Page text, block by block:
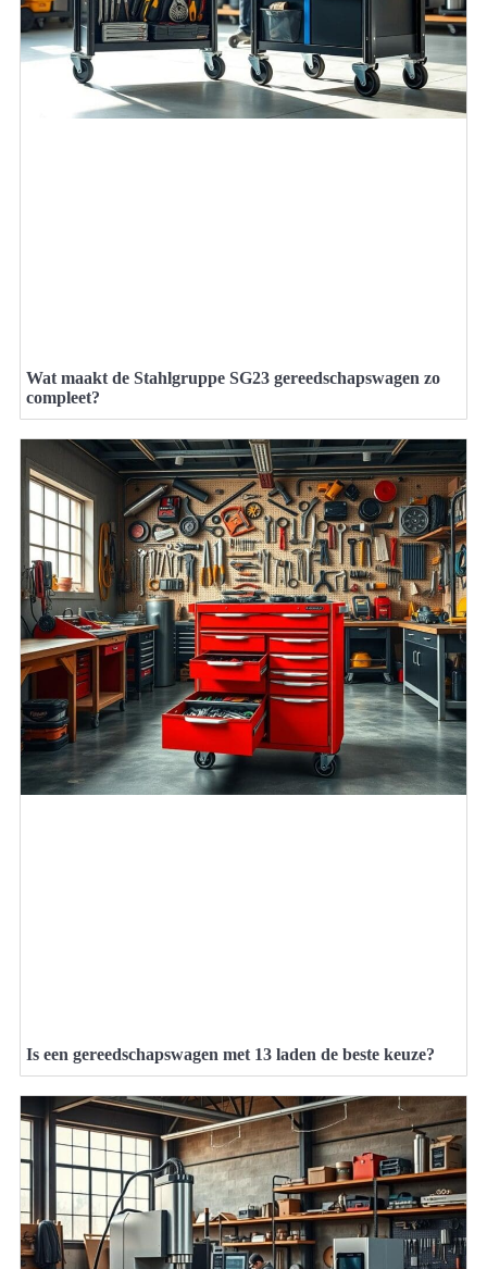
Wat maakt de Stahlgruppe SG23 gereedschapswagen zo
compleet?
Is een gereedschapswagen met 13 laden de beste keuze?